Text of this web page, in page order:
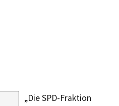
„Die SPD-Fraktion